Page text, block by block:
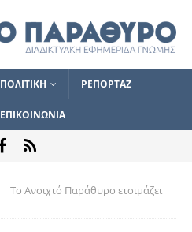
ΠΟΛΙΤΙΚΗ ΡΕΠΟΡΤΑΖ
ΕΠΙΚΟΙΝΩΝΙΑ
Το Ανοιχτό Παράθυρο ετοιμάζει